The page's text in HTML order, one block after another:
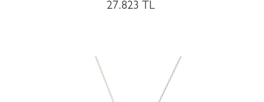
27.823 TL